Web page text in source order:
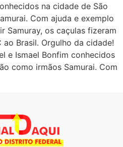
na cidade de São
Com ajuda e exemplo
Samuray, os caçulas fizeram
Brasil. Orgulho da cidade!
e Ismael Bonfim conhecidos
como irmãos Samurai. Com